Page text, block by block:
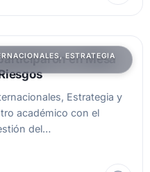
ESTRATEGIA
en Mesa
Estrategia y
académico con el
del…